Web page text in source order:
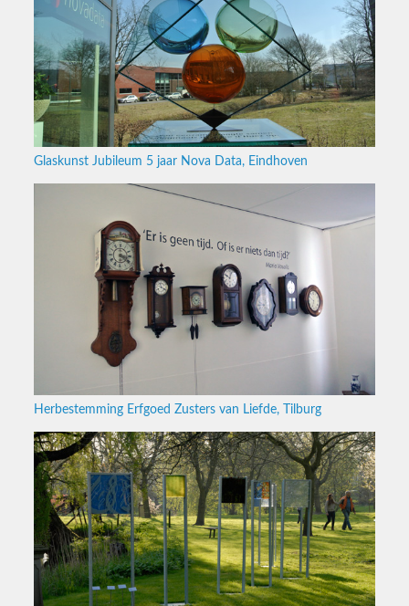
Glaskunst Jubileum 5 jaar Nova Data, Eindhoven
Herbestemming Erfgoed Zusters van Liefde, Tilburg